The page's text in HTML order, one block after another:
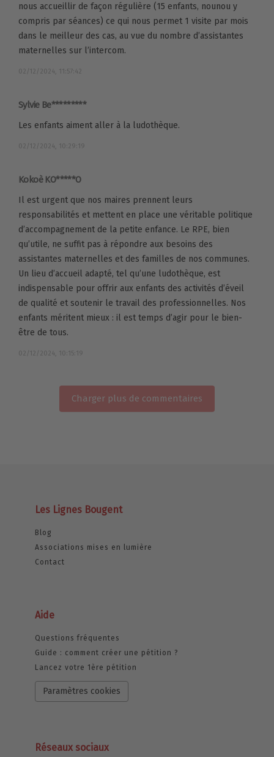
nous accueillir de façon régulière (15 enfants, nounou y
compris par séances) ce qui nous permet 1 visite par mois
dans le meilleur des cas, au vue du nombre d’assistantes
maternelles sur l’intercom.
02/12/2024, 11:57:42
Sylvie Be*********
Les enfants aiment aller à la ludothèque.
02/12/2024, 10:29:19
Kokoè KO*****O
Il est urgent que nos maires prennent leurs
responsabilités et mettent en place une véritable politique
d’accompagnement de la petite enfance. Le RPE, bien
qu’utile, ne suffit pas à répondre aux besoins des
assistantes maternelles et des familles de nos communes.
Un lieu d’accueil adapté, tel qu’une ludothèque, est
indispensable pour offrir aux enfants des activités d’éveil
de qualité et soutenir le travail des professionnelles. Nos
enfants méritent mieux : il est temps d’agir pour le bien-
être de tous.
02/12/2024, 10:15:19
Charger plus de commentaires
Les Lignes Bougent
Blog
Associations mises en lumière
Contact
Aide
Questions fréquentes
Guide : comment créer une pétition ?
Lancez votre 1ère pétition
Paramètres cookies
Réseaux sociaux